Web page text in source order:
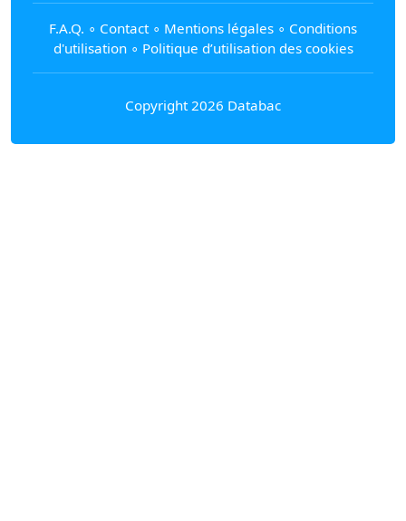
F.A.Q. ∘ Contact ∘ Mentions légales ∘ Conditions
d'utilisation∘ Politique d’utilisation des cookies
Copyright 2026 Databac